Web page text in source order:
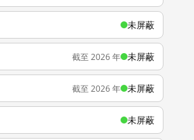
未屏蔽
截至 2026 年 未屏蔽
截至 2026 年 未屏蔽
未屏蔽